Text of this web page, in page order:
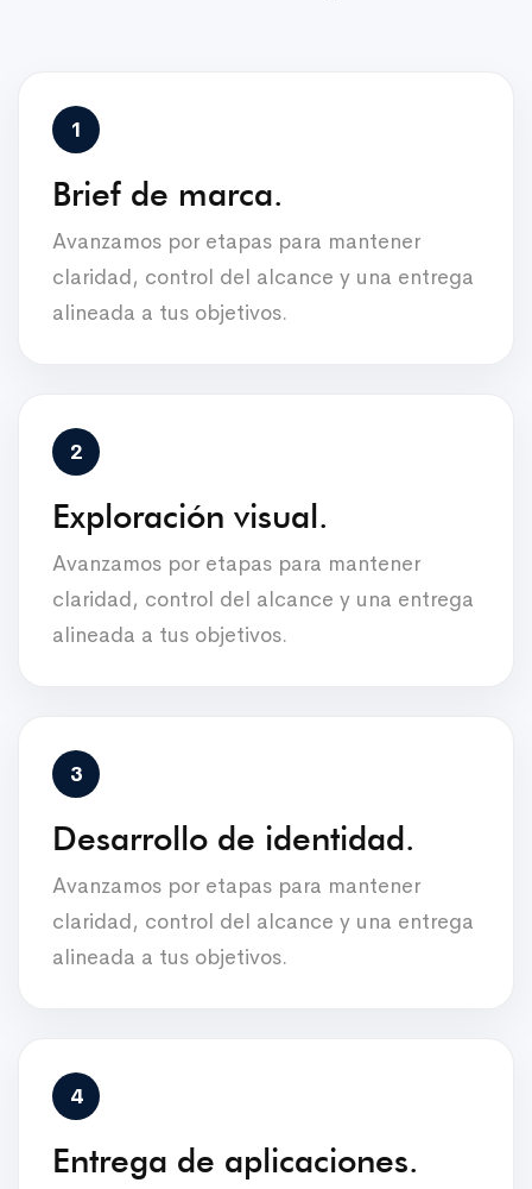
Brief de marca.
Avanzamos por etapas para mantener
claridad, control del alcance y una entrega
alineada a tus objetivos.
Exploración visual.
Avanzamos por etapas para mantener
claridad, control del alcance y una entrega
alineada a tus objetivos.
Desarrollo de identidad.
Avanzamos por etapas para mantener
claridad, control del alcance y una entrega
alineada a tus objetivos.
Entrega de aplicaciones.